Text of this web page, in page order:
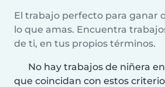
El trabajo perfecto para ganar
lo que amas. Encuentra
de ti, en tus propios términos.
No hay trabajos de niñera
que coincidan con estos